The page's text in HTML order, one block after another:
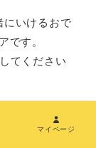
にいけるおで
です。
てください
マイページ